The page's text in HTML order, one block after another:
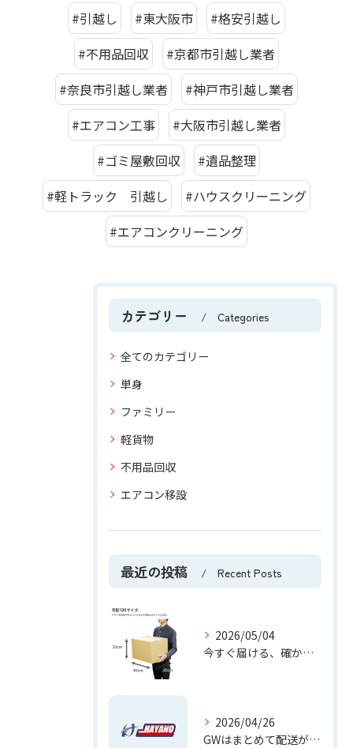
#引越し #東大阪市
#格安引越し
#不用品回収
#京都市引越し業者
#奈良市引越し業者
#神戸市引越し業者
#エアコン工事
#大阪市引越し業者
#ゴミ屋敷回収
#遺品整理
#軽トラック 引越し
#ハウスクリーニング
#エアコンクリーニング
カテゴリー Categories
全てのカテゴリー
単身
ファミリー
軽貨物
不用品回収
エアコン移設
最近の投稿 Recent Posts
2026/05/04
今すぐ届ける、確かな安心
2026/04/26
GWはまとめて配送が正解